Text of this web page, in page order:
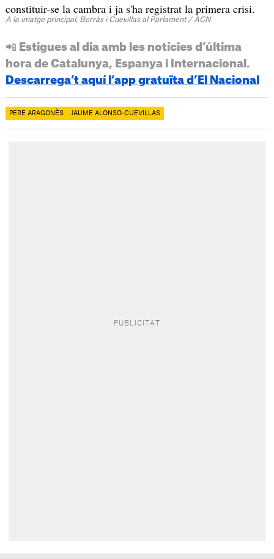
constituir-se la cambra i ja s'ha registrat la primera crisi.
A la imatge principal, Borràs i Cuevillas al Parlament / ACN
📲 Estigues al dia amb les notícies d’última
hora de Catalunya, Espanya i Internacional.
Descarrega’t aquí l’app gratuïta d’El Nacional
PERE ARAGONÈS JAUME ALONSO-CUEVILLAS